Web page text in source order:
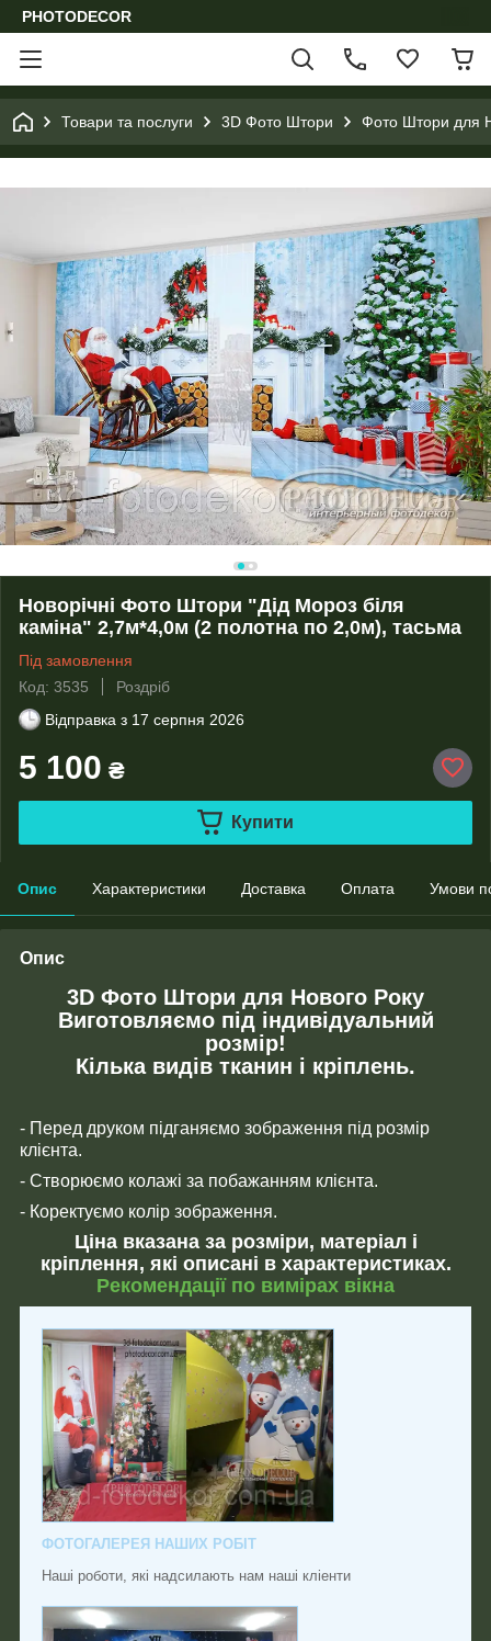
PHOTODECOR
Товари та послуги 3D Фото Штори Фото Штори для
Новорічні Фото Штори "Дід Мороз біля
каміна" 2,7м*4,0м (2 полотна по 2,0м), тасьма
Під замовлення
Код: 3535
Роздріб
Відправка з 17 серпня 2026
5 100 ₴
Купити
Опис Характеристики Доставка Оплата Умови
Опис
3D Фото Штори для Нового Року
Виготовляємо під індивідуальний
розмір!
Кілька видів тканин і кріплень.
- Перед друком підганяємо зображення під розмір
клієнта.
- Створюємо колажі за побажанням клієнта.
- Коректуємо колір зображення.
Ціна вказана за розміри, матеріал і
кріплення, які описані в характеристиках.
Рекомендації по вимірах вікна
ФОТОГАЛЕРЕЯ НАШИХ РОБІТ
Наші роботи, які надсилають нам наші кліенти